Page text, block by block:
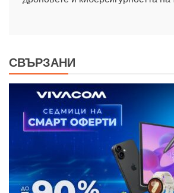
СВЪРЗАНИ